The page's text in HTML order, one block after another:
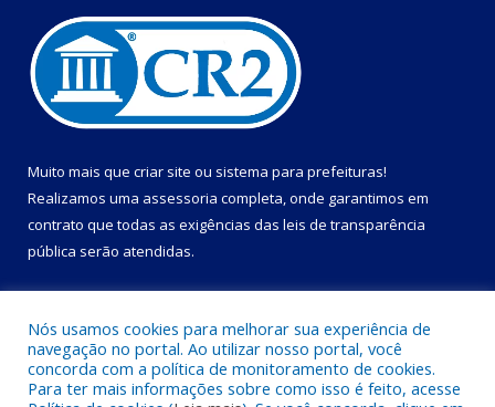
Muito mais que criar site ou sistema para prefeituras!
Realizamos uma assessoria completa, onde garantimos em
contrato que todas as exigências das leis de transparência
pública serão atendidas.
Nós usamos cookies para melhorar sua experiência de
navegação no portal. Ao utilizar nosso portal, você
concorda com a política de monitoramento de cookies.
Para ter mais informações sobre como isso é feito, acesse